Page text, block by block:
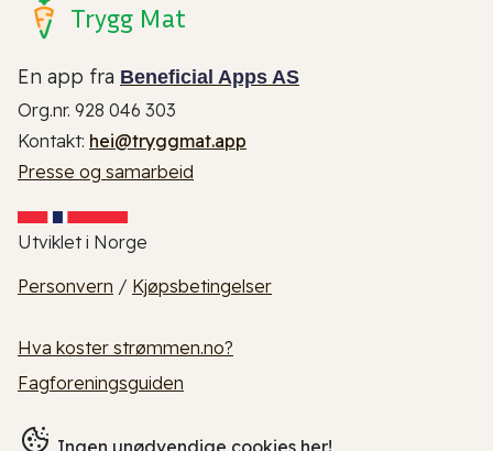
Trygg Mat
En app fra Beneficial Apps AS
Org.nr. 928 046 303
Kontakt: hei@tryggmat.app
Presse og samarbeid
Utviklet i Norge
Personvern / Kjøpsbetingelser
Hva koster strømmen.no?
Fagforeningsguiden
Ingen unødvendige cookies her!